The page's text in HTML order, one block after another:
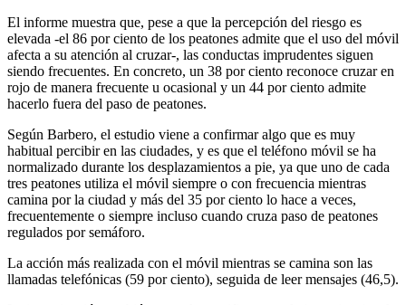
El informe muestra que, pese a que la percepción del riesgo es
elevada -el 86 por ciento de los peatones admite que el uso del móvil
afecta a su atención al cruzar-, las conductas imprudentes siguen
siendo frecuentes. En concreto, un 38 por ciento reconoce cruzar en
rojo de manera frecuente u ocasional y un 44 por ciento admite
hacerlo fuera del paso de peatones.
Según Barbero, el estudio viene a confirmar algo que es muy
habitual percibir en las ciudades, y es que el teléfono móvil se ha
normalizado durante los desplazamientos a pie, ya que uno de cada
tres peatones utiliza el móvil siempre o con frecuencia mientras
camina por la ciudad y más del 35 por ciento lo hace a veces,
frecuentemente o siempre incluso cuando cruza paso de peatones
regulados por semáforo.
La acción más realizada con el móvil mientras se camina son las
llamadas telefónicas (59 por ciento), seguida de leer mensajes (46,5).